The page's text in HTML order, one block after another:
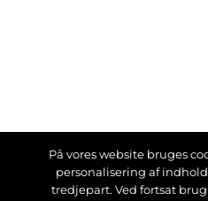
På vores website bruges
personalisering af
tredjepart. Ved fortsat